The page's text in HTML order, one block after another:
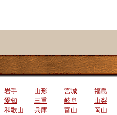
岩手 山形 宮城
福島
愛知 三重 岐阜
山梨
和歌山 兵庫 富山
岡山